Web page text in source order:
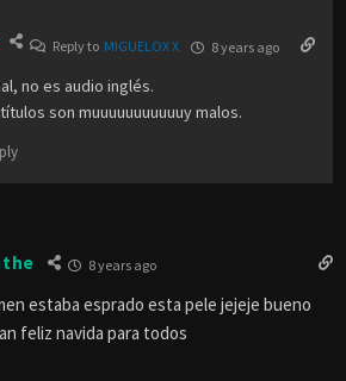
Reply to MIGUELOX X 8 years ago
no es audio inglés.
son muuuuuuuuuuuy malos.
8 years ago
estaba esprado esta pele jejeje bueno
feliz navida para todos